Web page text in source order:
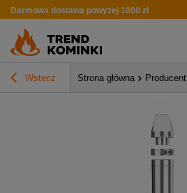
Darmowa dostawa powyżej 1000 zł
Wstecz Strona główna Producent